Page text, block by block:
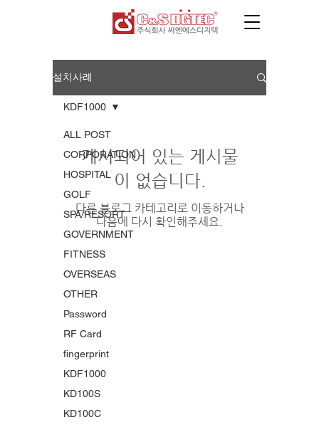
설치사례
ALL POST
CORPORATION
HOSPITAL
GOLF
SPA/RESORT
GOVERNMENT
FITNESS
OVERSEAS
OTHER
Password
RF Card
fingerprint
KDF1000
KD100S
KD100C
KDF1000
게시되어 있는 게시물
이 없습니다.
다른 블로그 카테고리로 이동하거나
다음에 다시 확인해주세요.